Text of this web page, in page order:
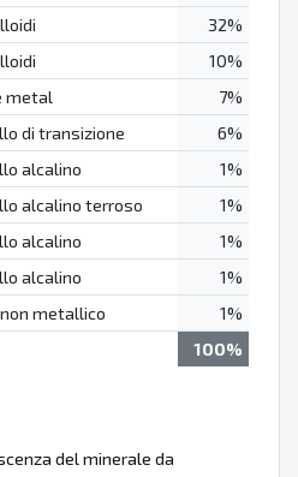
32%
10%
metal
7%
di transizione
6%
alcalino
1%
alcalino terroso
1%
alcalino
1%
alcalino
1%
metallico
1%
100%
del minerale da